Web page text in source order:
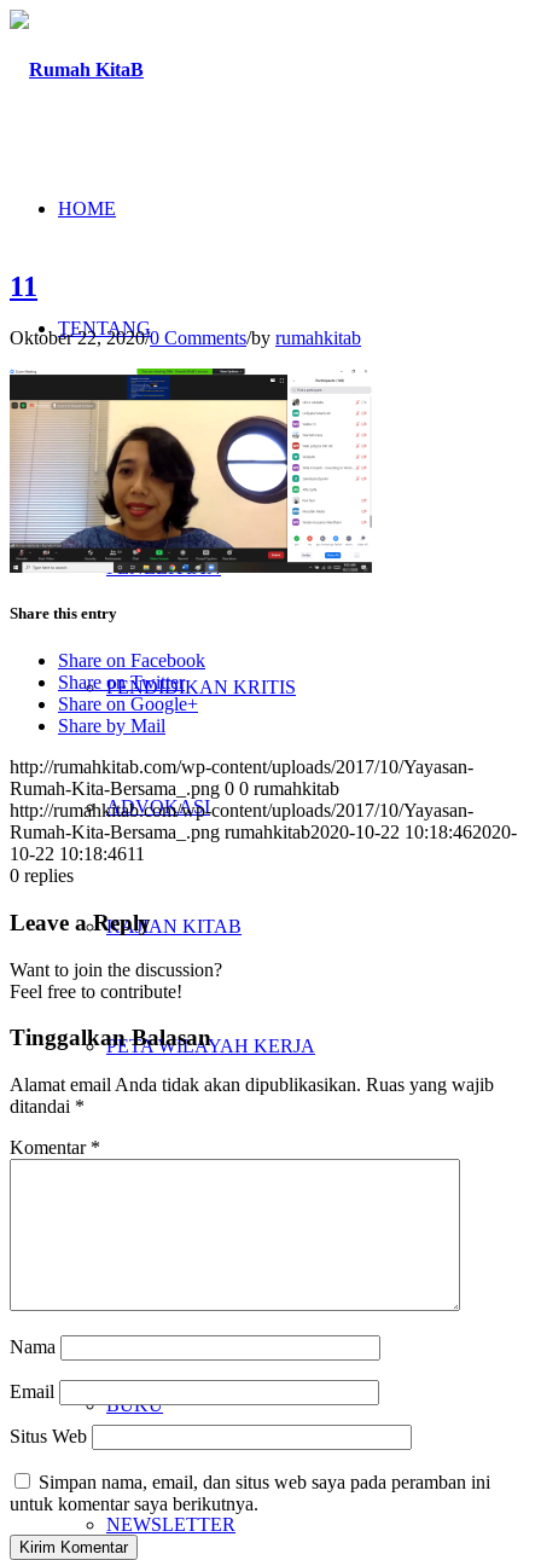
HOME
TENTANG
PROGRAM
PENELITIAN
PENDIDIKAN KRITIS
ADVOKASI
KAJIAN KITAB
PETA WILAYAH KERJA
JARINGAN
BUKU
NEWSLETTER
11
Oktober 22, 2020/0 Comments/by rumahkitab
Share this entry
Share on Facebook
Share on Twitter
Share on Google+
Share by Mail
http://rumahkitab.com/wp-content/uploads/2017/10/Yayasan-
Rumah-Kita-Bersama_.png 0 0 rumahkitab
http://rumahkitab.com/wp-content/uploads/2017/10/Yayasan-
Rumah-Kita-Bersama_.png rumahkitab2020-10-22 10:18:462020-
10-22 10:18:4611
0 replies
Leave a Reply
Want to join the discussion?
Feel free to contribute!
Tinggalkan Balasan
Alamat email Anda tidak akan dipublikasikan. Ruas yang wajib
ditandai *
Komentar *
Nama
Email
Situs Web
Simpan nama, email, dan situs web saya pada peramban ini
untuk komentar saya berikutnya.